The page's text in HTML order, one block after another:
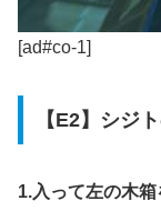
[ad#co-1]
【E2】シジ
1.入って左の木